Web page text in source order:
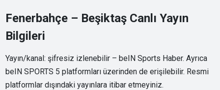
Fenerbahçe – Beşiktaş Canlı Yayın
Bilgileri
Yayın/kanal: şifresiz izlenebilir – beIN Sports Haber. Ayrıca
beIN SPORTS 5 platformları üzerinden de erişilebilir. Resmi
platformlar dışındaki yayınlara itibar etmeyiniz.